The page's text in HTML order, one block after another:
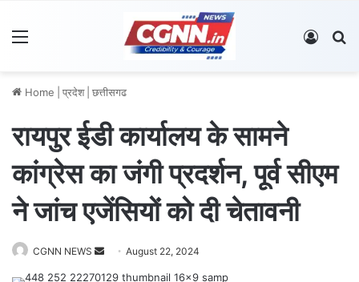
Log In
Home प्रदेश छत्तीसगढ
रायपुर ईडी कार्यालय के सामने
कांग्रेस का जंगी प्रदर्शन, पूर्व सीएम
ने जांच एजेंसियों को दी चेतावनी
CGNN NEWS
e
August 22, 2024